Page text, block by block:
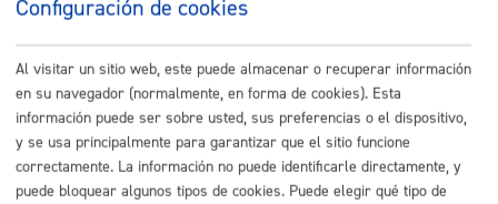
Turismo
Autorización para ocupar la vía pública con actividades,
eventos,...
* Online con certificado electrónico
ONLINE
Configuración de cookies
Al visitar un sitio web, este puede almacenar o recuperar información
en su navegador (normalmente, en forma de cookies). Esta
información puede ser sobre usted, sus preferencias o el dispositivo,
y se usa principalmente para garantizar que el sitio funcione
correctamente. La información no puede identificarle directamente, y
puede bloquear algunos tipos de cookies. Puede elegir qué tipo de